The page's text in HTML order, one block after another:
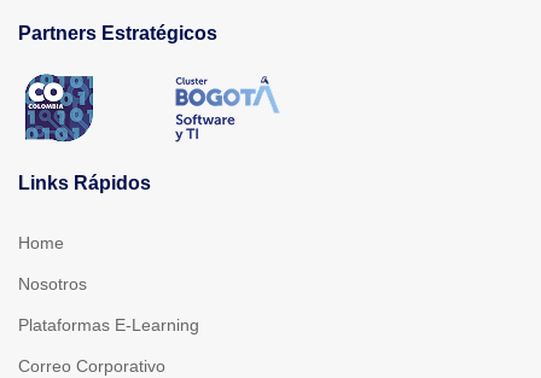
Partners Estratégicos
Links Rápidos
Home
Nosotros
Plataformas E-Learning
Correo Corporativo